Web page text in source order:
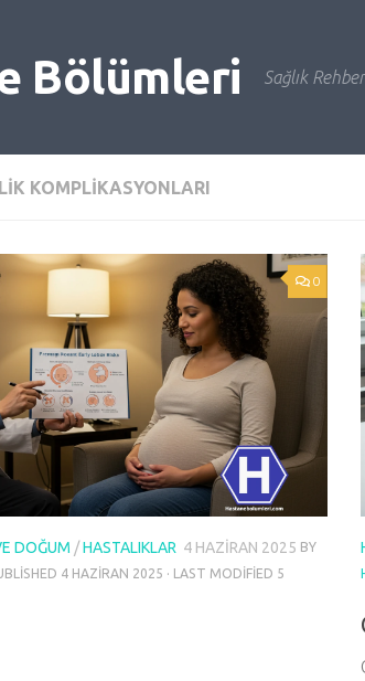
Bölümleri Sağlık
KOMPLIKASYONLARI
0
DOĞUM /HASTALIKLAR 4 HAZIRAN 2025 BY
4 HAZIRAN 2025 · LAST MODIFIED 5